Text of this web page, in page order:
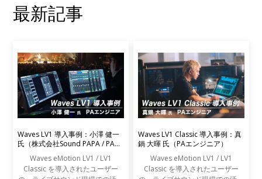
最新記事
Waves LV1 導入事例：小澤 健一
氏（株式会社Sound PAPA / PAエ
Waves eMotion LV1 / LV1
Classic を導入されたユーザー
Waves LV1 Classic 導入事例：真
鍋 大暉 氏（PAエンジニア）
Waves eMotion LV1 / LV1
Classic を導入されたユーザー